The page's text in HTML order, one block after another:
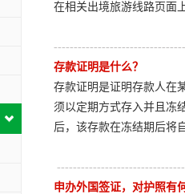
在相关出境旅游线路页面
存款证明是什么？
存款证明是证明存款人在
须以定期方式存入并且冻
后，该存款在冻结期后将
申办外国签证，对护照有